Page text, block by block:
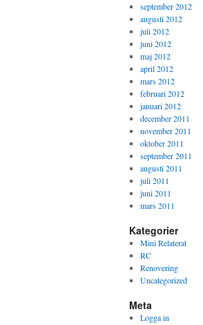
september 2012
augusti 2012
juli 2012
juni 2012
maj 2012
april 2012
mars 2012
februari 2012
januari 2012
december 2011
november 2011
oktober 2011
september 2011
augusti 2011
juli 2011
juni 2011
mars 2011
Kategorier
Mini Relaterat
RC
Renovering
Uncategorized
Meta
Logga in